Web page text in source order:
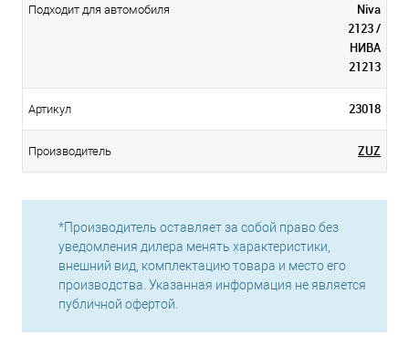
Подходит для автомобиля
Niva
2123 /
НИВА
21213
Артикул 23018
Производитель ZUZ
*Производитель оставляет за собой право без
уведомления дилера менять характеристики,
внешний вид, комплектацию товара и место его
производства. Указанная информация не является
публичной офертой.